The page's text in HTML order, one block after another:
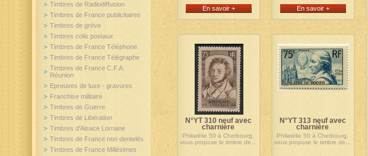
En savoir + En savoir +
N°YT 310 neuf avec
charnière
Philatélie 50 à Cherbourg,
vous propose le timbre de...
N°YT 313 neuf avec
charnière
Philatélie 50 à Cherbourg,
vous propose le timbre de...
Timbres de Radiodiffusion
Timbres de France publicitaires
Timbres de grève
Timbres colis postaux
Timbres de France Téléphone
Timbres de France Télégraphe
Timbres de France C.F.A.
Réunion
Epreuves de luxe - gravures
Franchise militaire
Timbres de Guerre
Timbres de Libération
Timbres d'Alsace Lorraine
Timbres de France non dentelés
Timbres de France Millésimes